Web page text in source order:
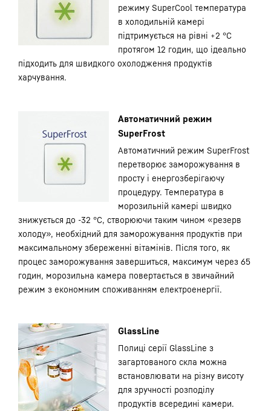
режиму SuperCool температура
в холодильній камері
підтримується на рівні +2 °С
протягом 12 годин, що ідеально
підходить для швидкого охолодження продуктів
харчування.
Автоматичний режим
SuperFrost
Автоматичний режим SuperFrost
перетворює заморожування в
просту і енергозберігаючу
процедуру. Температура в
морозильній камері швидко
знижується до -32 °С, створюючи таким чином «резерв
холоду», необхідний для заморожування продуктів при
максимальному збереженні вітамінів. Після того, як
процес заморожування завершиться, максимум через 65
годин, морозильна камера повертається в звичайний
режим з економним споживанням електроенергії.
GlassLine
Полиці серії GlassLine з
загартованого скла можна
встановлювати на різну висоту
для зручності розподілу
продуктів всередині камери.